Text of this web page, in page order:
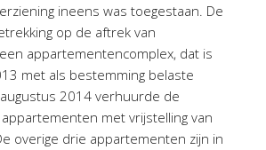
ineens was toegestaan. De
op de aftrek van
appartementencomplex, dat is
met als bestemming belaste
2014 verhuurde de
met vrijstelling van
overige drie appartementen zijn in